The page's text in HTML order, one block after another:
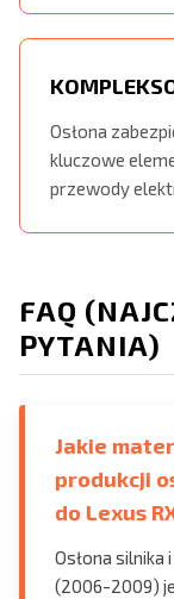
Osłona
kluczowe
przewody
FAQ
PYTANIA)
Jakie
produkcji
do Lexus
Osłona silnika
(2006-2009)